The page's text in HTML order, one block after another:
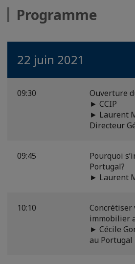
Programme
22 juin 2021
09:30
Ouverture
► CCIP
► Laurent
Directeur
09:45
Pourquoi
Portugal?
► Laurent
10:10
immobilier
► Cécile
au Portugal